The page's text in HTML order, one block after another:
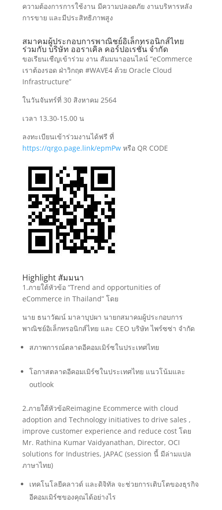
ความต้องการการใช้งาน มีความปลอดภัย งานบริหารหลัง
การขาย และมีประสิทธิภาพสูง
สมาคมผู้ประกอบการพาณิชย์อิเล็กทรอนิกส์ไทย
ร่วมกับ บริษัท ออราเคิล คอร์ปอเรชั่น จำกัด
ขอเรียนเชืญเข้าร่วม งาน สัมมนาออนไลน์ “eCommerce
เราต้องรอด ฝ่าวิกฤต #WAVE4 ด้วย Oracle Cloud
Infrastructure”
ในวันจันทร์ที่ 30 สิงหาคม 2564
เวลา 13.30-15.00 น
ลงทะเบียนเข้าร่วมงานได้ฟรี ที่
https://qrgo.page.link/epmPw หรือ QR CODE
Highlight สัมมนา
1.ภายใต้หัวข้อ “Trend and opportunities of
eCommerce in Thailand” โดย
นาย ธนาวัฒน์ มาลาบุปผา นายกสมาคมผู้ประกอบการ
พาณิชย์อิเล็กทรอนิกส์ไทย และ CEO บริษัท ไพร์ซซ่า จำกัด
สภาพการณ์ตลาดอีคอมเมิร์ซในประเทศไทย
โอกาสตลาดอีคอมเมิร์ซในประเทศไทย แนวโน้มและ
outlook
2.ภายใต้หัวข้อReimagine Ecommerce with cloud
adoption and Technology initiatives to drive sales ,
improve customer experience and reduce cost โดย
Mr. Rathina Kumar Vaidyanathan, Director, OCI
solutions for Industries, JAPAC (session นี้ มีล่ามแปล
ภาษาไทย)
เทคโนโลยีคลาวด์ และดิจิทัล จะช่วยการเติบโตของธุรกิจ
อีคอมเมิร์ซของคุณได้อย่างไร